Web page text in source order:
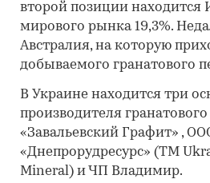
второй позиции находится
мирового рынка 19,3%.
Австралия, на которую
добываемого гранатового
В Украине находится три
производителя
«Завальевский Графит» ,
«Днепрорудресурс» (ТМ
Mineral) и ЧП Владимир.